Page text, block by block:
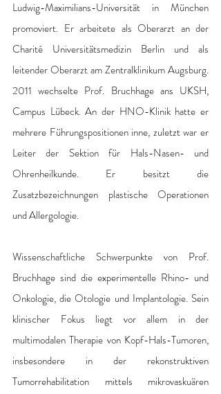
Ludwig-Maximilians-Universität in München
promoviert. Er arbeitete als Oberarzt an der
Charité Universitätsmedizin Berlin und als
leitender Oberarzt am Zentralklinikum Augsburg.
2011 wechselte Prof. Bruchhage ans UKSH,
Campus Lübeck. An der HNO-Klinik hatte er
mehrere Führungspositionen inne, zuletzt war er
Leiter der Sektion für Hals-Nasen- und
Ohrenheilkunde. Er besitzt die
Zusatzbezeichnungen plastische Operationen
und Allergologie.
Wissenschaftliche Schwerpunkte von Prof.
Bruchhage sind die experimentelle Rhino- und
Onkologie, die Otologie und Implantologie. Sein
klinischer Fokus liegt vor allem in der
multimodalen Therapie von Kopf-Hals-Tumoren,
insbesondere in der rekonstruktiven
Tumorrehabilitation mittels mikrovaskuären